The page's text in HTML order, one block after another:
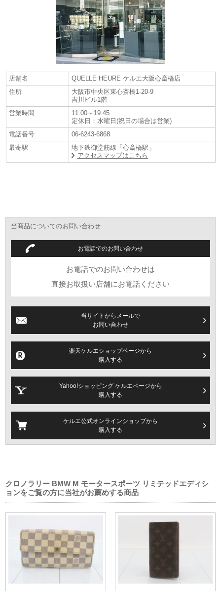
次第終了） or 腕時計購入時使用可（10％還元クーポン)
＊対象モデルは純正ラバーベルトプレゼント
＊対象モデルは社外製デニムベルトプレゼント
＊最大60回無金利ローン（金利は全て当店で負担いたします）
店舗名
QUELLE HEURE ケルエ大阪心斎橋店
住所
大阪市中央区東心斎橋1-20-9
吉川ビル1階
営業時間
11:00～19:45
定休日：水曜日(祝日の場合は営業)
電話番号
06-6243-6868
最寄駅
地下鉄御堂筋線「心斎橋駅」
アクセスマップはこちら
当商品についてのお問い合わせ
お電話でのお問い合わせ
お電話でのお問い合わせは
直接お取扱い店舗にお電話ください
当サイトからメールで
お問い合わせ
楽天ケルエショップページから
購入する
Yahoo!ショッピング ケルエページから
購入する
ケルエ公式オンラインショップから
購入する
クロノラリー BMW M モータースポーツ リミテッドエディシ
ョンをご覧の方に当社がお薦めする商品